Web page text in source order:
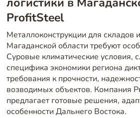
ProfitSteel
Металлоконструкции для складов
Магаданской области требуют
Суровые климатические условия,
специфика экономики региона
требования к прочности,
возводимых объектов. Компания
предлагает готовые решения,
особенности Дальнего Востока.